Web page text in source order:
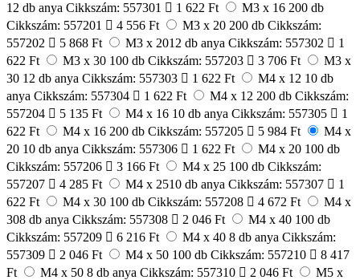
12 db anya Cikkszám: 557301 1 622 Ft
M3 x 16 200 db
Cikkszám: 557201
4 556 Ft M3 x 20 200 db Cikkszám:
557202
5 868 Ft M3 x 2012 db anya Cikkszám: 557302
1
622 Ft
M3 x 30 100 db Cikkszám: 557203 3 706 Ft
M3 x
30 12 db anya Cikkszám: 557303 1 622 Ft
M4 x 12 10 db
anya Cikkszám: 557304 1 622 Ft M4 x 12 200 db Cikkszám:
557204
5 135 Ft M4 x 16 10 db anya Cikkszám: 557305
1
622 Ft
M4 x 16 200 db Cikkszám: 557205 5 984 Ft
M4 x
20 10 db anya Cikkszám: 557306 1 622 Ft
M4 x 20 100 db
Cikkszám: 557206
3 166 Ft M4 x 25 100 db Cikkszám:
557207
4 285 Ft M4 x 2510 db anya Cikkszám: 557307
1
622 Ft
M4 x 30 100 db Cikkszám: 557208 4 672 Ft
M4 x
308 db anya Cikkszám: 557308 2 046 Ft
M4 x 40 100 db
Cikkszám: 557209
6 216 Ft M4 x 40 8 db anya Cikkszám:
557309
2 046 Ft M4 x 50 100 db Cikkszám: 557210
8 417
Ft
M4 x 50 8 db anya Cikkszám: 557310 2 046 Ft
M5 x